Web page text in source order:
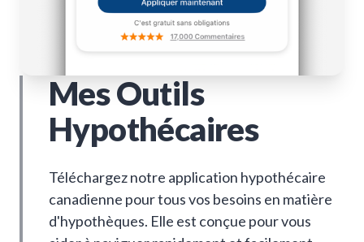
Mes Outils
Hypothécaires
Téléchargez notre application hypothécaire
canadienne pour tous vos besoins en matière
d'hypothèques. Elle est conçue pour vous